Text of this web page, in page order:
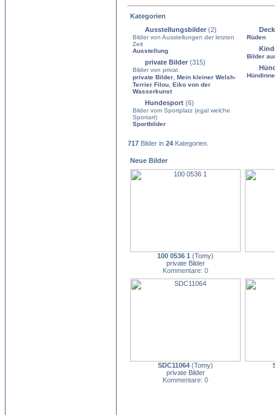
Kategorien
Ausstellungsbilder (2)
Bilder von Ausstellungen der letzten
Zeit
Ausstellung
private Bilder (315)
Bilder von privat
private Bilder Mein kleiner Welsh-
Terrier Filou Eiko von der
Wasserkunst
Hundesport (6)
Bilder vom Sportplatz (egal welche
Sportart)
Sportbilder
Rüden
Bilder
717 Bilder in 24 Kategorien.
Neue Bilder
100 0536 1 (Tomy)
private Bilder
Kommentare: 0
SDC11064 (Tomy)
private Bilder
Kommentare: 0